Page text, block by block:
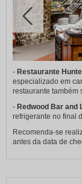
- Restaurante
especializado em
restaurante também
- Redwood Bar and
refrigerante no final
Recomenda-se
antes da data de